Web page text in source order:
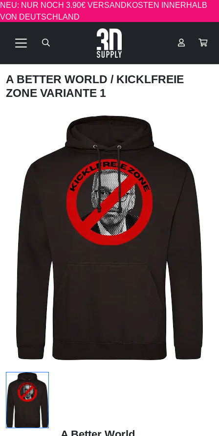
NEU: NUR NOCH 3.90€ VERSANDKOSTEN INNERHALB
VON DEUTSCHLAND
A BETTER WORLD / KICKLFREIE
ZONE VARIANTE 1